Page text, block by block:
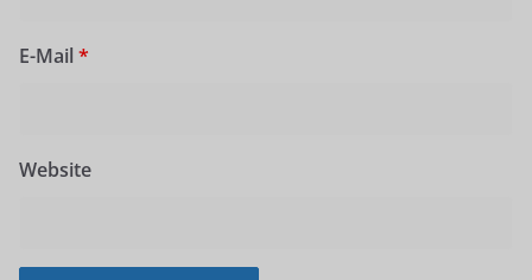
E-Mail *
Website